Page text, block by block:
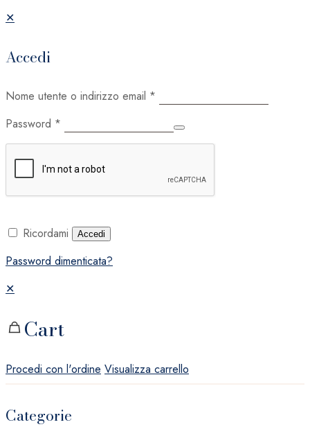
✕
Accedi
Nome utente o indirizzo email *
Password *
Ricordami Accedi
Password dimenticata?
✕
Cart
Procedi con l'ordine Visualizza carrello
Categorie